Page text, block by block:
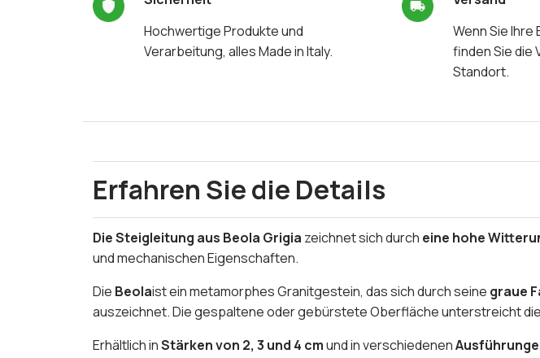
Hochwertige Produkte und
Verarbeitung, alles Made in Italy.
Wenn Sie
finden Sie die
Standort.
Erfahren Sie die Details
Die Steigleitung aus Beola Grigia zeichnet sich durch eine hohe
und mechanischen Eigenschaften.
Die Beolaist ein metamorphes Granitgestein, das sich durch seine graue
auszeichnet. Die gespaltene oder gebürstete Oberfläche unterstreicht
Erhältlich inStärken von 2, 3 und 4 cmund in verschiedenen